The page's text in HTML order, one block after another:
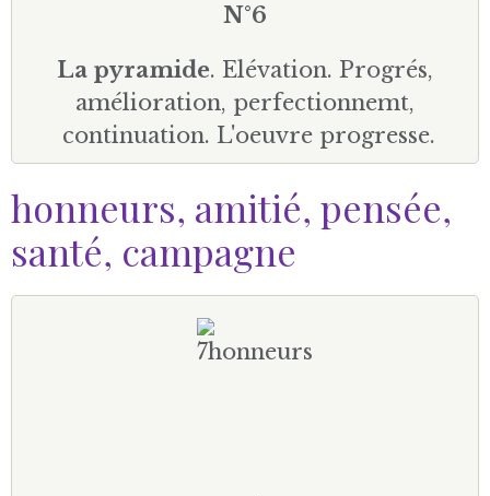
N°6
La pyramide. Elévation. Progrés,
amélioration, perfectionnemt,
continuation. L'oeuvre progresse.
honneurs, amitié, pensée,
santé, campagne